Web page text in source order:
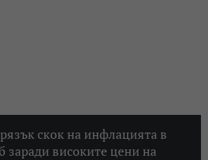
скок на инфлацията в
заради високите цени на